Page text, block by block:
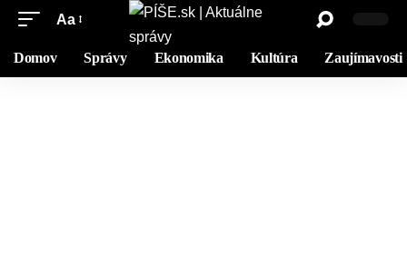
Aa
Domov Správy Ekonomika Kultúra Zaujímavosti